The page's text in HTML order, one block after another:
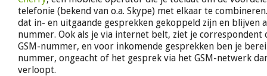
telefonie (bekend van o.a. Skype) met elkaar te
dat in- en uitgaande gesprekken gekoppeld zijn en blijven
nummer. Ook als je via internet belt, ziet je correspondent
GSM-nummer, en voor inkomende gesprekken ben je
nummer, ongeacht of het gesprek via het GSM-netwerk
verloopt.